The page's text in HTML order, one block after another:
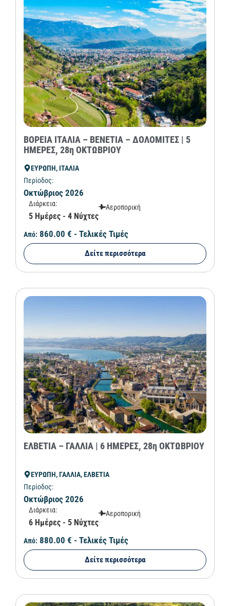
ΒΟΡΕΙΑ ΙΤΑΛΙΑ – ΒΕΝΕΤΙΑ – ΔΟΛΟΜΙΤΕΣ | 5
ΗΜΕΡΕΣ, 28η ΟΚΤΩΒΡΙΟΥ
ΕΥΡΩΠΗ, ΙΤΑΛΙΑ
Περίοδος:
Οκτώβριος 2026
Διάρκεια:
5 Ημέρες - 4 Νύχτες
Αεροπορική
Από: 860.00 € - Τελικές Τιμές
Δείτε περισσότερα
ΕΛΒΕΤΙΑ – ΓΑΛΛΙΑ | 6 ΗΜΕΡΕΣ, 28η ΟΚΤΩΒΡΙΟΥ
ΕΥΡΩΠΗ, ΓΑΛΛΙΑ, ΕΛΒΕΤΙΑ
Περίοδος:
Οκτώβριος 2026
Διάρκεια:
6 Ημέρες - 5 Νύχτες
Αεροπορική
Από: 880.00 € - Τελικές Τιμές
Δείτε περισσότερα